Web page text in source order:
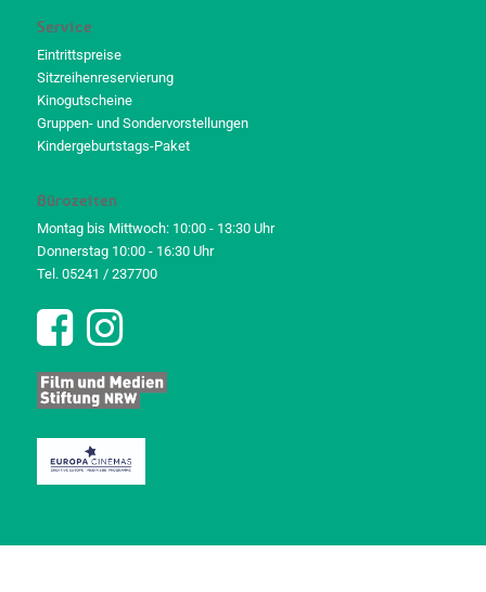
Service
Eintrittspreise
Sitzreihenreservierung
Kinogutscheine
Gruppen- und Sondervorstellungen
Kindergeburtstags-Paket
Bürozeiten
Montag bis Mittwoch: 10:00 - 13:30 Uhr
Donnerstag 10:00 - 16:30 Uhr
Tel. 05241 / 237700